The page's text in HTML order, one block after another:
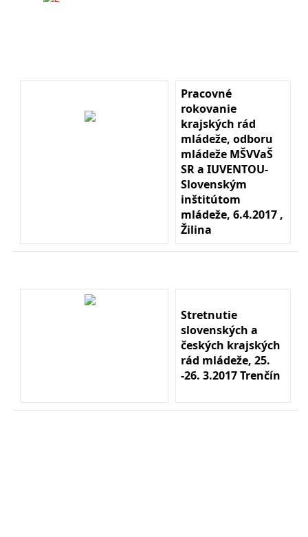
Pracovné
rokovanie
krajských rád
mládeže, odboru
mládeže MŠVVaŠ
SR a IUVENTOU-
Slovenským
inštitútom
mládeže, 6.4.2017 ,
Žilina
Stretnutie
slovenských a
českých krajských
rád mládeže, 25.
-26. 3.2017 Trenčín